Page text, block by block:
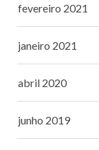
fevereiro 2021
janeiro 2021
abril 2020
junho 2019